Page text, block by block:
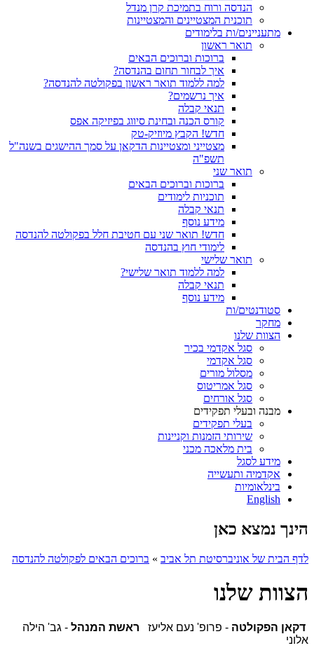
הנדסה ורוח בתמיכת קרן מנדל
תוכנית המצטיינים והמצטיינות
מתעניינים/ות בלימודים
תואר ראשון
ברוכות וברוכים הבאים
איך לבחור תחום בהנדסה?
למה ללמוד תואר ראשון בפקולטה להנדסה?
איך נרשמים?
תנאי קבלה
קורס הכנה ובחינת סיווג בפיזיקה אפס
חדש! הקבץ מיוזיק-טק
מצטייני ומצטיינות הדקאן על סמך ההישגים בשנה"ל
תשפ"ה
תואר שני
ברוכות וברוכים הבאים
תוכניות לימודים
תנאי קבלה
מידע נוסף
חדש! תואר שני עם חטיבת חלל בפקולטה להנדסה
לימודי חוץ בהנדסה
תואר שלישי
למה ללמוד תואר שלישי?
תנאי קבלה
מידע נוסף
סטודנטים/ות
מחקר
הצוות שלנו
סגל אקדמי בכיר
סגל אקדמי
מסלול מורים
סגל אמריטוס
סגל אורחים
מבנה ובעלי תפקידים
בעלי תפקידים
שירותי הזמנות וקניינות
בית מלאכה מכני
מידע לסגל
אקדמיה ותעשייה
בינלאומיות
English
הינך נמצא כאן
לדף הבית של אוניברסיטת תל אביב » ברוכים הבאים לפקולטה להנדסה
הצוות שלנו
דקאן הפקולטה - פרופ' נעם אליעז ראשת המנהל - גב' הילה
אלוני